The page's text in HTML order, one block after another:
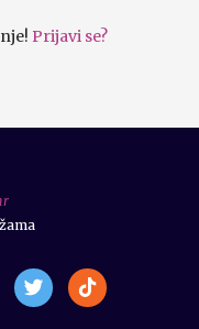
Prijavi se?